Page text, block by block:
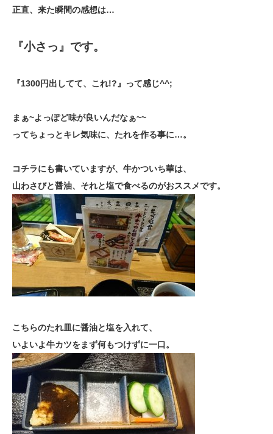
正直、来た瞬間の感想は…
『小さっ』です。
『1300円出してて、これ!?』って感じ^^;
まぁ~よっぽど味が良いんだなぁ~~
ってちょっとキレ気味に、 たれを作る事に…。
コチラにも書いていますが、牛かついち華は、
山わさびと醤油、それと塩で食べるのがおススメです。
こちらのたれ皿に醤油と塩を入れて、
いよいよ牛カツをまず何もつけずに一口。